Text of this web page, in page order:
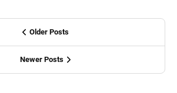
Older Posts
Newer Posts